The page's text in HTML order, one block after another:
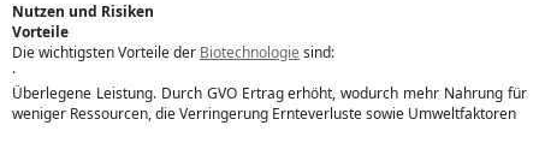
Nutzen und Risiken
Vorteile
Die wichtigsten Vorteile der Biotechnologie sind:
·
Überlegene Leistung. Durch GVO Ertrag erhöht, wodurch mehr Nahrung für
weniger Ressourcen, die Verringerung Ernteverluste sowie Umweltfaktoren